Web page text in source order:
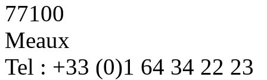
77100
Meaux
Tel : +33 (0)1 64 34 22 23